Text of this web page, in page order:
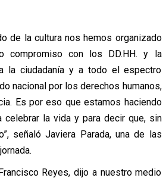
de la cultura nos hemos organizado
compromiso con los DD.HH. y la
la ciudadanía y a todo el espectro
nacional por los derechos humanos,
Es por eso que estamos haciendo
celebrar la vida y para decir que, sin
señaló Javiera Parada, una de las
Reyes, dijo a nuestro medio